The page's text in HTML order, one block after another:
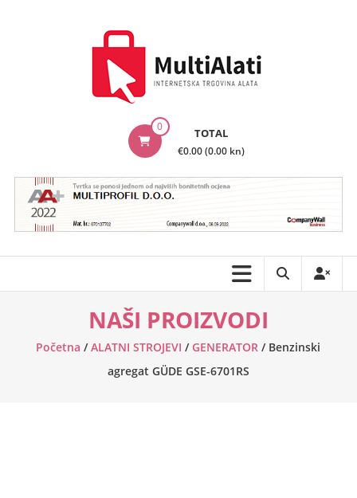
Internetska
trgovina
alata
0 TOTAL
€0.00 (0.00 kn)
NAŠI PROIZVODI
Početna /ALATNI STROJEVI / GENERATOR / Benzinski
agregat GÜDE GSE-6701RS